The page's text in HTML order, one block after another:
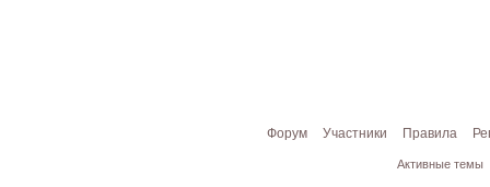
Форум Участники Правила
Активные темы